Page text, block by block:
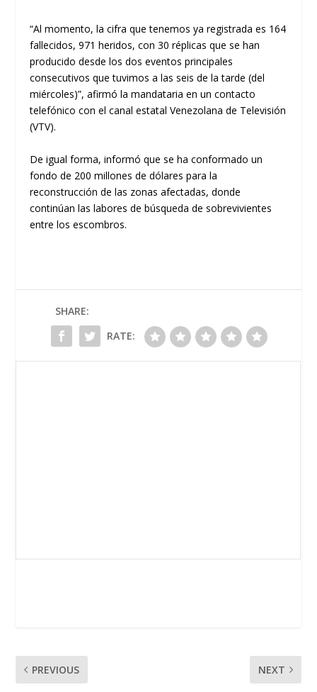
“Al momento, la cifra que tenemos ya registrada es 164
fallecidos, 971 heridos, con 30 réplicas que se han
producido desde los dos eventos principales
consecutivos que tuvimos a las seis de la tarde (del
miércoles)”, afirmó la mandataria en un contacto
telefónico con el canal estatal Venezolana de Televisión
(VTV).
De igual forma, informó que se ha conformado un
fondo de 200 millones de dólares para la
reconstrucción de las zonas afectadas, donde
continúan las labores de búsqueda de sobrevivientes
entre los escombros.
SHARE:
RATE:
PREVIOUS NEXT